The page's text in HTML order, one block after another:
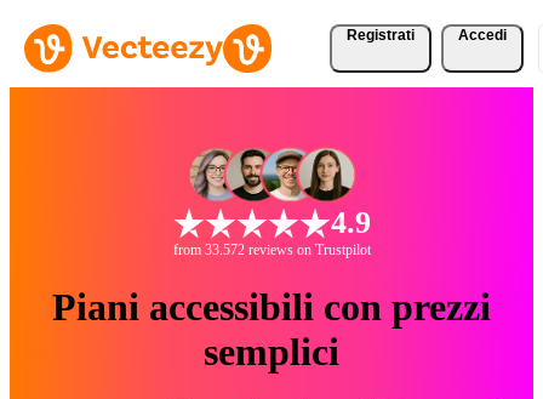
Registrati Accedi
4.9
from 33.572 reviews on Trustpilot
Piani accessibili con prezzi
semplici